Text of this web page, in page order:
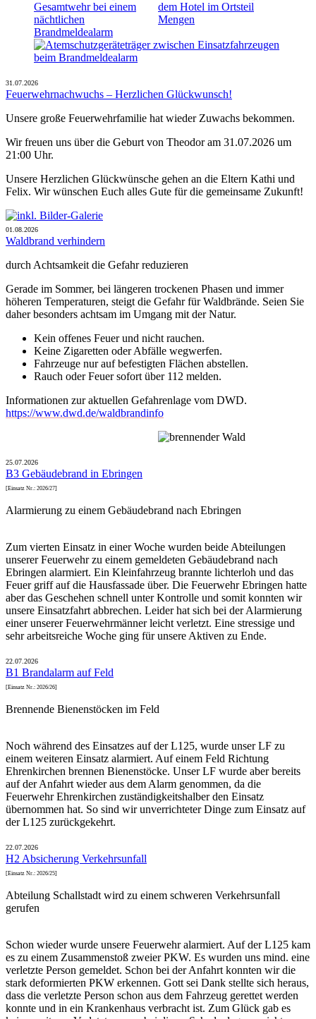
31.07.2026
Feuerwehrnachwuchs – Herzlichen Glückwunsch!
Unsere große Feuerwehrfamilie hat wieder Zuwachs bekommen.
Wir freuen uns über die Geburt von Theodor am 31.07.2026 um
21:00 Uhr.
Unsere Herzlichen Glückwünsche gehen an die Eltern Kathi und
Felix. Wir wünschen Euch alles Gute für die gemeinsame Zukunft!
01.08.2026
Waldbrand verhindern
durch Achtsamkeit die Gefahr reduzieren
Gerade im Sommer, bei längeren trockenen Phasen und immer
höheren Temperaturen, steigt die Gefahr für Waldbrände. Seien Sie
daher besonders achtsam im Umgang mit der Natur.
Kein offenes Feuer und nicht rauchen.
Keine Zigaretten oder Abfälle wegwerfen.
Fahrzeuge nur auf befestigten Flächen abstellen.
Rauch oder Feuer sofort über 112 melden.
Informationen zur aktuellen Gefahrenlage vom DWD.
https://www.dwd.de/waldbrandinfo
25.07.2026
B3 Gebäudebrand in Ebringen
[Einsatz Nr.: 2026/27]
Alarmierung zu einem Gebäudebrand nach Ebringen
Zum vierten Einsatz in einer Woche wurden beide Abteilungen
unserer Feuerwehr zu einem gemeldeten Gebäudebrand nach
Ebringen alarmiert. Ein Kleinfahrzeug brannte lichterloh und das
Feuer griff auf die Hausfassade über. Die Feuerwehr Ebringen hatte
aber das Geschehen schnell unter Kontrolle und somit konnten wir
unsere Einsatzfahrt abbrechen. Leider hat sich bei der Alarmierung
einer unserer Feuerwehrmänner leicht verletzt. Eine stressige und
sehr arbeitsreiche Woche ging für unsere Aktiven zu Ende.
22.07.2026
B1 Brandalarm auf Feld
[Einsatz Nr.: 2026/26]
Brennende Bienenstöcken im Feld
Noch während des Einsatzes auf der L125, wurde unser LF zu
einem weiteren Einsatz alarmiert. Auf einem Feld Richtung
Ehrenkirchen brennen Bienenstöcke. Unser LF wurde aber bereits
auf der Anfahrt wieder aus dem Alarm genommen, da die
Feuerwehr Ehrenkirchen zuständigkeitshalber den Einsatz
übernommen hat. So sind wir unverrichteter Dinge zum Einsatz auf
der L125 zurückgekehrt.
22.07.2026
H2 Absicherung Verkehrsunfall
[Einsatz Nr.: 2026/25]
Abteilung Schallstadt wird zu einem schweren Verkehrsunfall
gerufen
Schon wieder wurde unsere Feuerwehr alarmiert. Auf der L125 kam
es zu einem Zusammenstoß zweier PKW. Es wurden uns mind. eine
verletzte Person gemeldet. Schon bei der Anfahrt konnten wir die
stark deformierten PKW erkennen. Gott sei Dank stellte sich heraus,
dass die verletzte Person schon aus dem Fahrzeug gerettet werden
konnte und in ein Krankenhaus verbracht ist. Zum Glück gab es